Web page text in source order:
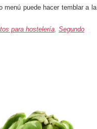
menú puede hacer temblar a la
para hostelería, Segundo